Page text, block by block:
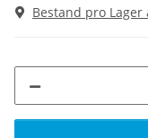
Bestand pro Lager